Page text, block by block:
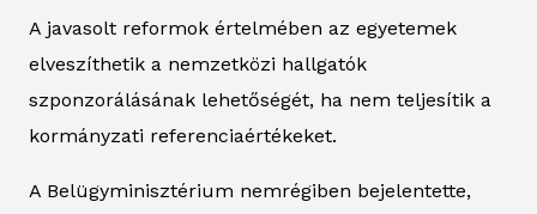
A javasolt reformok értelmében az egyetemek
elveszíthetik a nemzetközi hallgatók
szponzorálásának lehetőségét, ha nem teljesítik a
kormányzati referenciaértékeket.
A Belügyminisztérium nemrégiben bejelentette,